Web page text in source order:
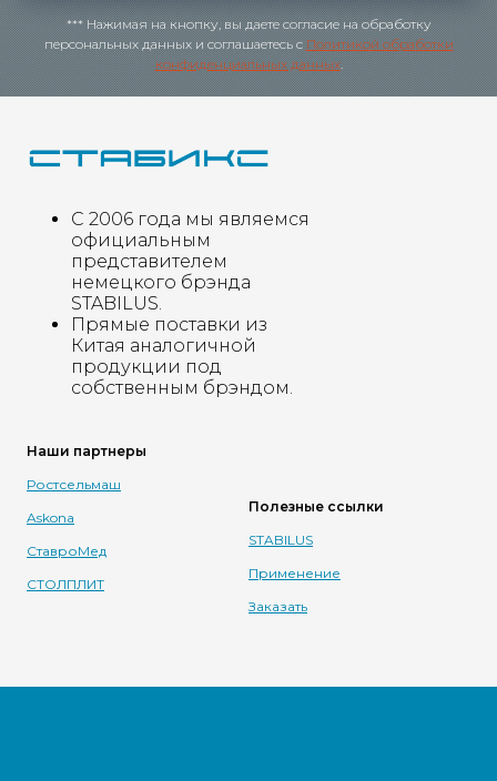
*** Нажимая на кнопку, вы даете согласие на обработку
персональных данных и соглашаетесь c Политикой обработки
конфиденциальных данных.
С 2006 года мы являемся
официальным
представителем
немецкого брэнда
STABILUS.
Прямые поставки из
Китая аналогичной
продукции под
собственным брэндом.
Наши партнеры
Ростсельмаш
Askona
СтавроМед
СТОЛПЛИТ
Полезные ссылки
STABILUS
Применение
Заказать